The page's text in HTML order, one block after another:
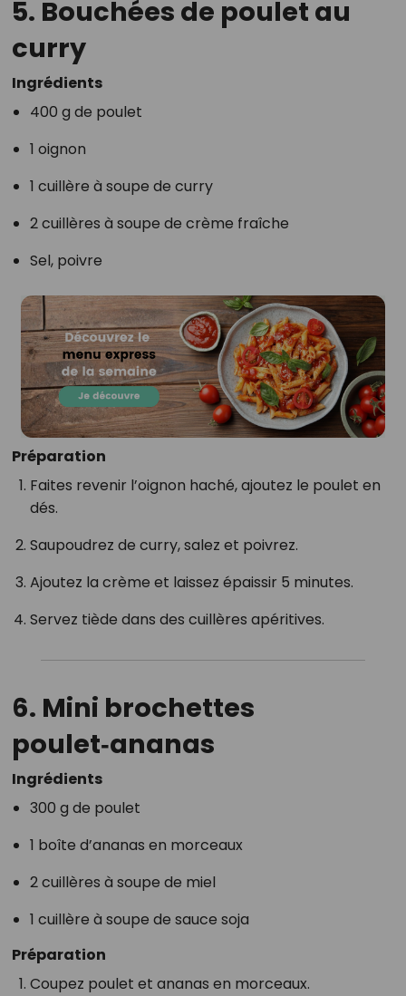
5. Bouchées de poulet au
curry
Ingrédients
400 g de poulet
1 oignon
1 cuillère à soupe de curry
2 cuillères à soupe de crème fraîche
Sel, poivre
Préparation
Faites revenir l’oignon haché, ajoutez le poulet en
dés.
Saupoudrez de curry, salez et poivrez.
Ajoutez la crème et laissez épaissir 5 minutes.
Servez tiède dans des cuillères apéritives.
6. Mini brochettes
poulet‑ananas
Ingrédients
300 g de poulet
1 boîte d’ananas en morceaux
2 cuillères à soupe de miel
1 cuillère à soupe de sauce soja
Préparation
Coupez poulet et ananas en morceaux.